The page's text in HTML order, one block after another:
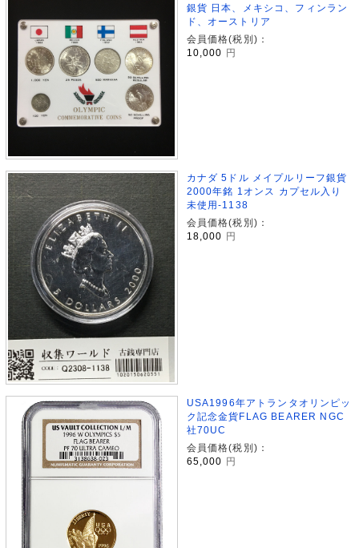
銀貨 日本、メキシコ、フィンラン
ド、オーストリア
会員価格(税別)：
10,000 円
カナダ 5ドル メイプルリーフ銀貨
2000年銘 1オンス カプセル入り
未使用-1138
会員価格(税別)：
18,000 円
USA1996年アトランタオリンピッ
ク記念金貨FLAG BEARER NGC
社70UC
会員価格(税別)：
65,000 円